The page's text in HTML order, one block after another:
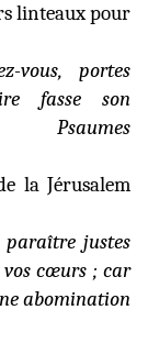
linteaux pour
vous, portes
fasse son
Psaumes
la Jérusalem
paraître justes
cœurs ; car
abomination